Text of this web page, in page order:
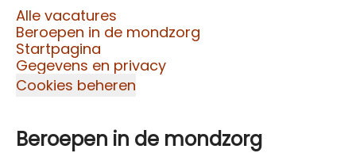
Alle vacatures
Beroepen in de mondzorg
Startpagina
Gegevens en privacy
Cookies beheren
Beroepen in de mondzorg